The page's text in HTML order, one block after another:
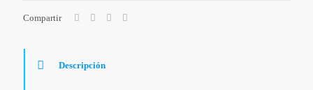
Compartir
Descripción